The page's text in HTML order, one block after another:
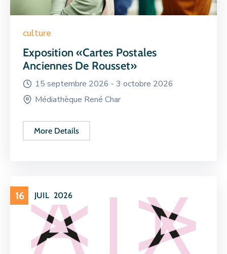
culture
Exposition «Cartes Postales
Anciennes De Rousset»
15 septembre 2026 - 3 octobre 2026
Médiathèque René Char
More Details
16 JUIL 2026